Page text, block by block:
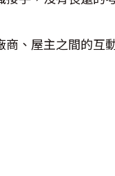
、屋主之間的互